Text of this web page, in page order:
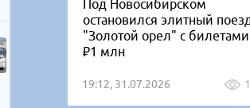
Под Новосибирском
остановился элитный
"Золотой орел" с билетами
₽1 млн
19:12, 31.07.2026